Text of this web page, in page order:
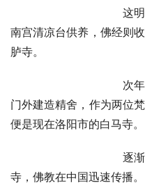
视
频
录
艺
这
南宫清凉台供养，佛经则
胪寺。
次
门外建造精舍，作为两位
便是现在洛阳市的白马寺。
逐
寺，佛教在中国迅速传播。